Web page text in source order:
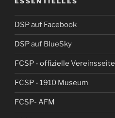
DSP auf Facebook
DSP auf BlueSky
FCSP - offizielle Vereinsseite
FCSP - 1910 Museum
FCSP- AFM